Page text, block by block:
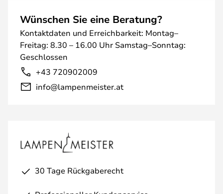
Wünschen Sie eine Beratung?
Kontaktdaten und Erreichbarkeit: Montag–
Freitag: 8.30 – 16.00 Uhr Samstag–Sonntag:
Geschlossen
+43 720902009
info@lampenmeister.at
30 Tage Rückgaberecht